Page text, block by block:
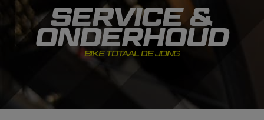
SERVICE &
ONDERHOUD
BIKE TOTAAL DE JONG